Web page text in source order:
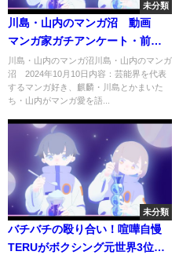
未分類
川島・山内のマンガ沼 動画
マンガ家ガチアンケート・前
編 10月10日
川島・山内のマンガ沼川島・山内のマンガ
沼 2024年10月10日内容：芸能界を代表
するマンガ好き、麒麟・川島とかまいた
ち・山内がマンガ愛を語...
未分類
バチバチの殴り合い！喧嘩自慢
TERUがボクシング元世界3位の